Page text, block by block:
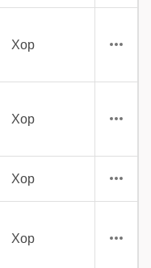
Хор
Хор
Хор
Хор